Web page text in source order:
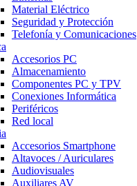
Material Eléctrico
Seguridad y Protección
Telefonía y Comunicaciones
Accesorios PC
Almacenamiento
Componentes PC y TPV
Conexiones Informática
Periféricos
Red local
Accesorios Smartphone
Altavoces / Auriculares
Audiovisuales
Auxiliares AV